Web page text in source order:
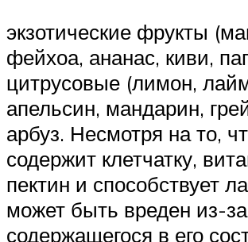
экзотические фрукты
фейхоа, ананас, киви,
цитрусовые (лимон,
апельсин, мандарин,
арбуз. Несмотря на то,
содержит клетчатку,
пектин и способствует
может быть вреден из-за
содержащегося в его